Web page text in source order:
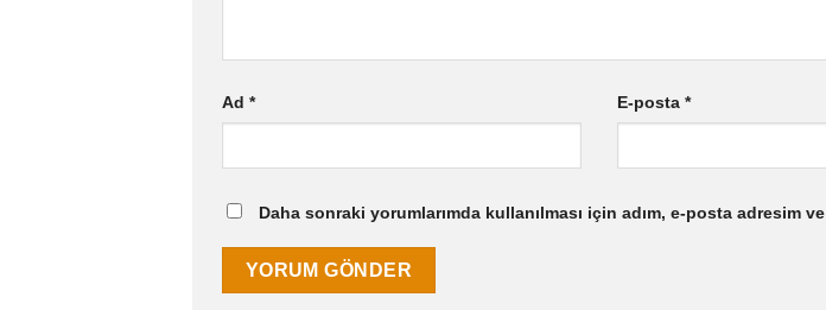
Ad * E-posta*
Daha sonraki yorumlarımda kullanılması için adım, e-posta adresim